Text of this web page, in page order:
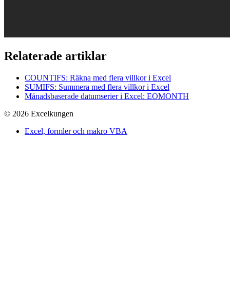
Relaterade artiklar
COUNTIFS: Räkna med flera villkor i Excel
SUMIFS: Summera med flera villkor i Excel
Månadsbaserade datumserier i Excel: EOMONTH
© 2026 Excelkungen
Excel, formler och makro VBA